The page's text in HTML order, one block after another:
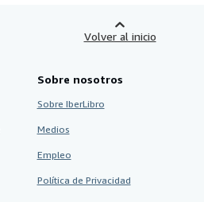
Volver al inicio
Sobre nosotros
Sobre IberLibro
Medios
Empleo
Política de Privacidad